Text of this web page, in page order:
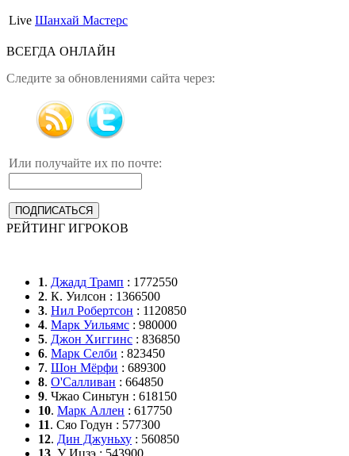
Live Шанхай Мастерс
ВСЕГДА ОНЛАЙН
Следите за обновлениями сайта через:
Или получайте их по почте:
РЕЙТИНГ ИГРОКОВ
1. Джадд Трамп : 1772550
2. К. Уилсон : 1366500
3. Нил Робертсон : 1120850
4. Марк Уильямс : 980000
5. Джон Хиггинс : 836850
6. Марк Селби : 823450
7. Шон Мёрфи : 689300
8. О'Салливан : 664850
9. Чжао Синьтун : 618150
10. Марк Аллен : 617750
11. Сяо Годун : 577300
12. Дин Джуньху : 560850